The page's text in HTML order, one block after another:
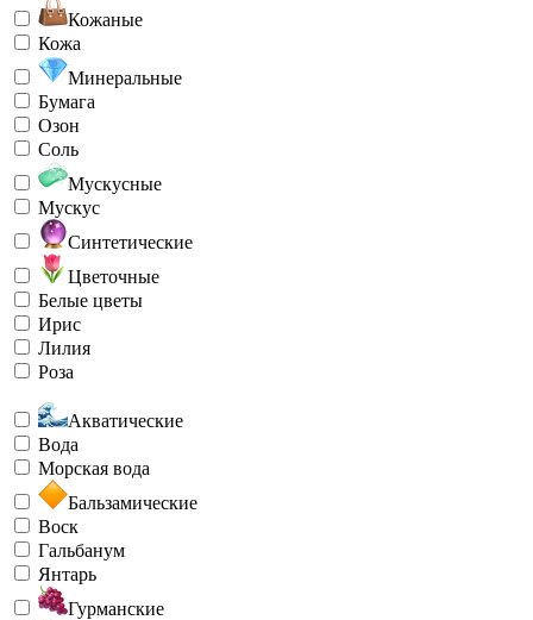
Кожаные
Кожа
Минеральные
Бумага
Озон
Соль
Мускусные
Мускус
Синтетические
Цветочные
Белые цветы
Ирис
Лилия
Роза
Акватические
Вода
Морская вода
Бальзамические
Воск
Гальбанум
Янтарь
Гурманские